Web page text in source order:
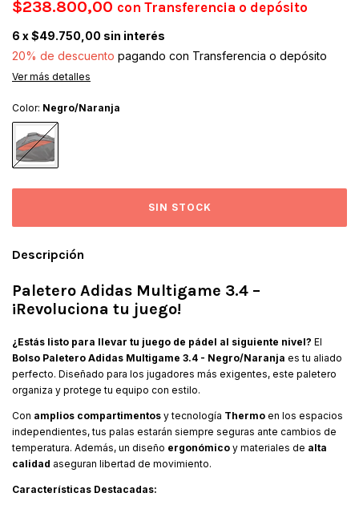
$238.800,00 con Transferencia o depósito
6 x$49.750,00 sin interés
20% de descuento pagando con Transferencia o depósito
Ver más detalles
Color: Negro/Naranja
Descripción
Paletero Adidas Multigame 3.4 –
¡Revoluciona tu juego!
¿Estás listo para llevar tu juego de pádel al siguiente nivel? El
Bolso Paletero Adidas Multigame 3.4 - Negro/Naranja es tu aliado
perfecto. Diseñado para los jugadores más exigentes, este paletero
organiza y protege tu equipo con estilo.
Con amplios compartimentos y tecnología Thermo en los espacios
independientes, tus palas estarán siempre seguras ante cambios de
temperatura. Además, un diseño ergonómico y materiales de alta
calidad aseguran libertad de movimiento.
Características Destacadas: